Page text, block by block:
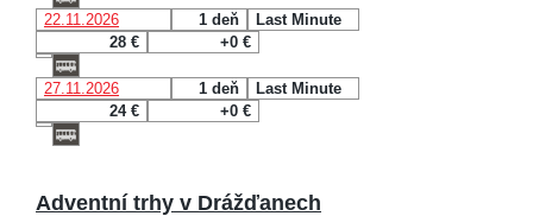
22.11.2026 1 deň
Last Minute
28 €
+0 €
27.11.2026 1 deň
Last Minute
24 €
+0 €
Adventní trhy v Drážďanech